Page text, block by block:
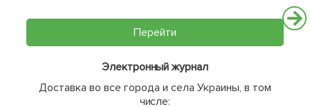
Перейти
Электронный журнал
Доставка во все города и села Украины, в том
числе: